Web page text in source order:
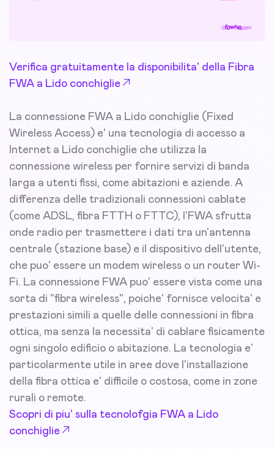
Verifica gratuitamente la disponibilita' della Fibra
FWA a Lido conchiglie
La connessione FWA a Lido conchiglie (Fixed
Wireless Access) e' una tecnologia di accesso a
Internet a Lido conchiglie che utilizza la
connessione wireless per fornire servizi di banda
larga a utenti fissi, come abitazioni e aziende. A
differenza delle tradizionali connessioni cablate
(come ADSL, fibra FTTH o FTTC), l'FWA sfrutta
onde radio per trasmettere i dati tra un'antenna
centrale (stazione base) e il dispositivo dell'utente,
che puo' essere un modem wireless o un router Wi-
Fi. La connessione FWA puo' essere vista come una
sorta di "fibra wireless", poiche' fornisce velocita' e
prestazioni simili a quelle delle connessioni in fibra
ottica, ma senza la necessita' di cablare fisicamente
ogni singolo edificio o abitazione. La tecnologia e'
particolarmente utile in aree dove l'installazione
della fibra ottica e' difficile o costosa, come in zone
rurali o remote.
Scopri di piu' sulla tecnolofgia FWA a Lido
conchiglie